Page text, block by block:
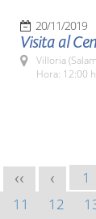
20/11/2019
Visita al
Villoria
Hora: 12:00
<< < 1
11
12